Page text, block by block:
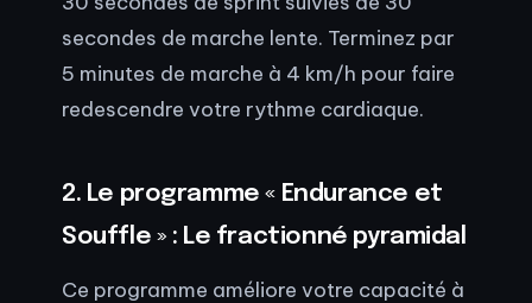
secondes de marche lente. Terminez par
5 minutes de marche à 4 km/h pour faire
redescendre votre rythme cardiaque.
2. Le programme « Endurance et
Souffle » : Le fractionné pyramidal
Ce programme améliore votre capacité à